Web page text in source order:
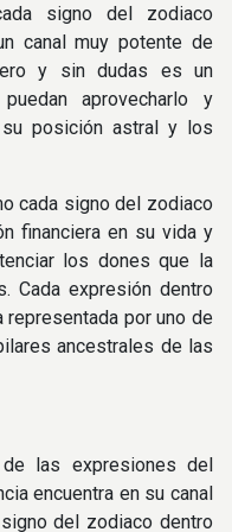
signo del zodiaco
canal muy potente de
y sin dudas es un
aprovecharlo y
posición astral y los
cada signo del zodiaco
financiera en su vida y
los dones que la
Cada expresión dentro
por uno de
ancestrales de las
las expresiones del
encuentra en su canal
del zodiaco dentro